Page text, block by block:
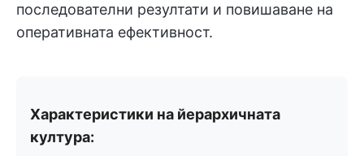
последователни резултати и повишаване на
оперативната ефективност.
Характеристики на йерархичната
култура: